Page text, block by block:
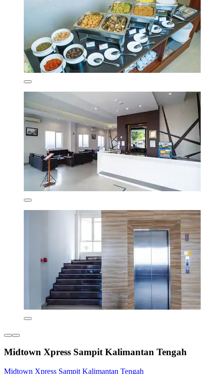
Midtown Xpress Sampit Kalimantan Tengah
Midtown Xpress Sampit Kalimantan Tengah